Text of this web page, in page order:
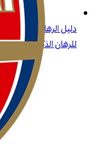
دليل الرهانات على
للرهان الذكي